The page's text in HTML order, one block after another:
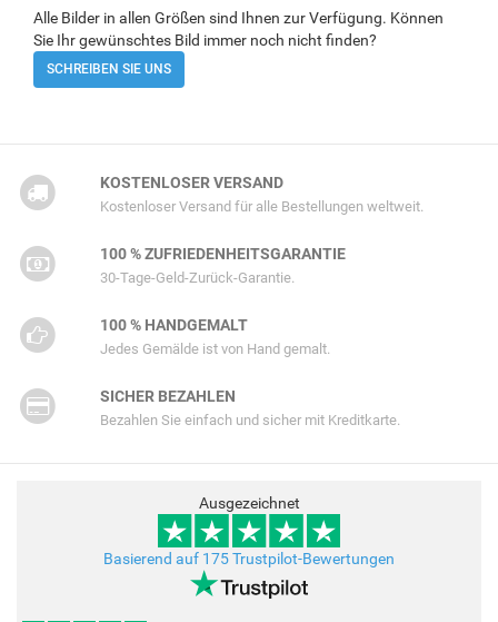
Alle Bilder in allen Größen sind Ihnen zur Verfügung. Können
Sie Ihr gewünschtes Bild immer noch nicht finden?
SCHREIBEN SIE UNS
KOSTENLOSER VERSAND
Kostenloser Versand für alle Bestellungen weltweit.
100 % ZUFRIEDENHEITSGARANTIE
30-Tage-Geld-Zurück-Garantie.
100 % HANDGEMALT
Jedes Gemälde ist von Hand gemalt.
SICHER BEZAHLEN
Bezahlen Sie einfach und sicher mit Kreditkarte.
Ausgezeichnet
Basierend auf 175 Trustpilot-Bewertungen